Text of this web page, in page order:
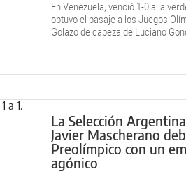
En Venezuela, venció 1-0 a la
obtuvo el pasaje a los Juegos
Golazo de cabeza de Luciano
La Selección
Javier Mascherano
Preolímpico con un
agónico